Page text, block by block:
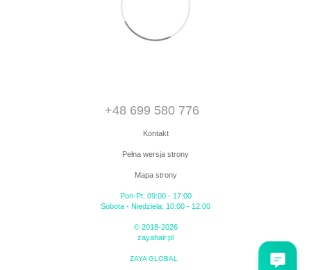
+48 699 580 776
Kontakt
Pełna wersja strony
Mapa strony
Pon-Pt: 09:00 - 17:00
Sobota - Niedziela: 10:00 - 12:00
© 2018-2026
zayahair.pl
ZAYA GLOBAL